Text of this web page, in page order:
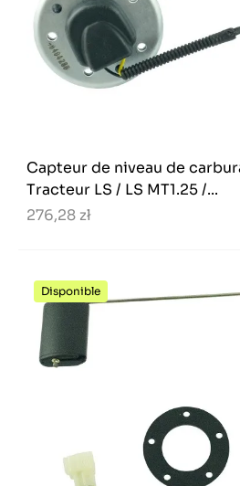
Capteur de niveau de
Tracteur LS / LS MT1.25 /...
276,28 zł
Disponible